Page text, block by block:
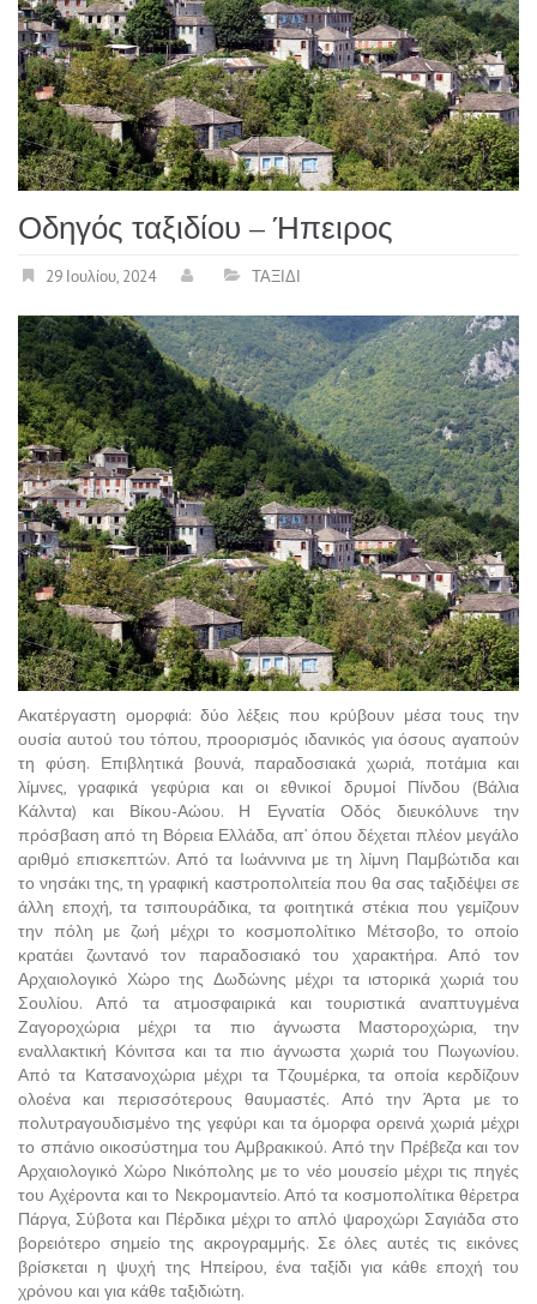
Οδηγός ταξιδίου – Ήπειρος
29 Ιουλίου, 2024 ΤΑΞΙΔΙ
Ακατέργαστη ομορφιά: δύο λέξεις που κρύβουν μέσα τους την
ουσία αυτού του τόπου, προορισμός ιδανικός για όσους αγαπούν
τη φύση. Επιβλητικά βουνά, παραδοσιακά χωριά, ποτάμια και
λίμνες, γραφικά γεφύρια και οι εθνικοί δρυμοί Πίνδου (Βάλια
Κάλντα) και Βίκου-Αώου. Η Εγνατία Οδός διευκόλυνε την
πρόσβαση από τη Βόρεια Ελλάδα, απ’ όπου δέχεται πλέον μεγάλο
αριθμό επισκεπτών. Από τα Ιωάννινα με τη λίμνη Παμβώτιδα και
το νησάκι της, τη γραφική καστροπολιτεία που θα σας ταξιδέψει σε
άλλη εποχή, τα τσιπουράδικα, τα φοιτητικά στέκια που γεμίζουν
την πόλη με ζωή μέχρι το κοσμοπολίτικο Μέτσοβο, το οποίο
κρατάει ζωντανό τον παραδοσιακό του χαρακτήρα. Από τον
Αρχαιολογικό Χώρο της Δωδώνης μέχρι τα ιστορικά χωριά του
Σουλίου. Από τα ατμοσφαιρικά και τουριστικά αναπτυγμένα
Ζαγοροχώρια μέχρι τα πιο άγνωστα Μαστοροχώρια, την
εναλλακτική Κόνιτσα και τα πιο άγνωστα χωριά του Πωγωνίου.
Από τα Κατσανοχώρια μέχρι τα Τζουμέρκα, τα οποία κερδίζουν
ολοένα και περισσότερους θαυμαστές. Από την Άρτα με το
πολυτραγουδισμένο της γεφύρι και τα όμορφα ορεινά χωριά μέχρι
το σπάνιο οικοσύστημα του Αμβρακικού. Από την Πρέβεζα και τον
Αρχαιολογικό Χώρο Νικόπολης με το νέο μουσείο μέχρι τις πηγές
του Αχέροντα και το Νεκρομαντείο. Από τα κοσμοπολίτικα θέρετρα
Πάργα, Σύβοτα και Πέρδικα μέχρι το απλό ψαροχώρι Σαγιάδα στο
βορειότερο σημείο της ακρογραμμής. Σε όλες αυτές τις εικόνες
βρίσκεται η ψυχή της Ηπείρου, ένα ταξίδι για κάθε εποχή του
χρόνου και για κάθε ταξιδιώτη.